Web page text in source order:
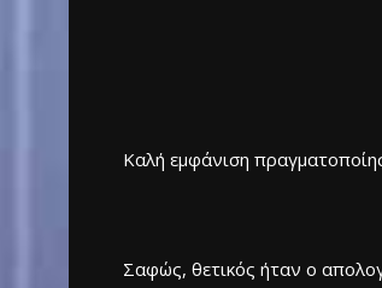
Καλή εμφάνιση
Σαφώς, θετικός ήταν ο